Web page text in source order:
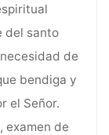
del santo
de
bendiga y
el Señor.
examen de